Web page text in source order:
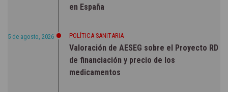
en España
5 de agosto, 2026 POLÍTICA SANITARIA
Valoración de AESEG sobre el Proyecto RD
de financiación y precio de los
medicamentos